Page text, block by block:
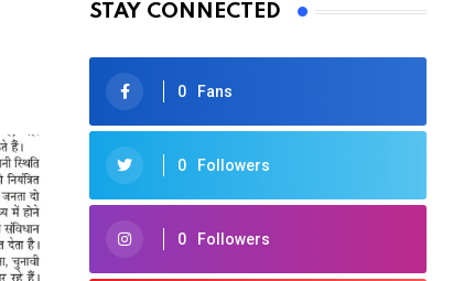
STAY CONNECTED
0 Fans
0 Followers
0 Followers